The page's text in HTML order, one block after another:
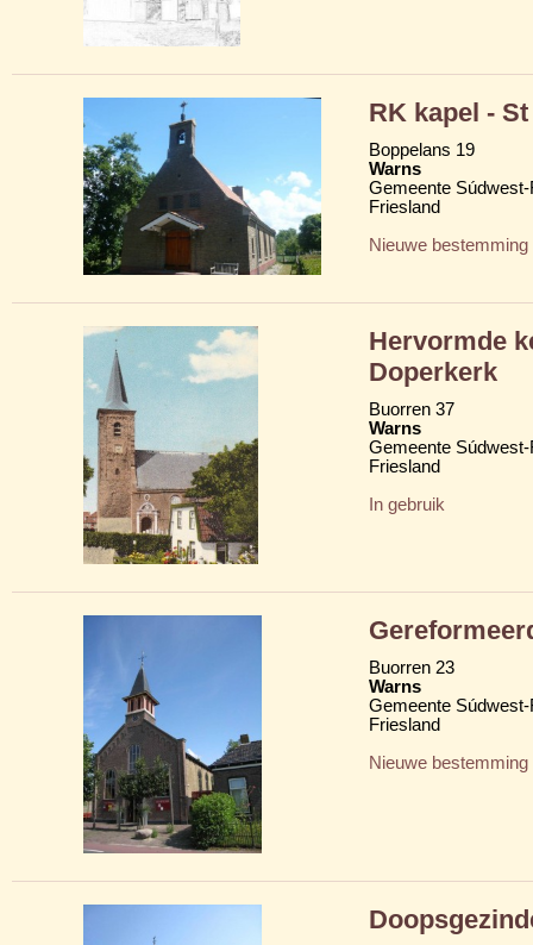
RK kapel -
Boppelans 19
Warns
Gemeente
Friesland
Nieuwe bestemming
Hervormde
Doperkerk
Buorren 37
Warns
Gemeente
Friesland
In gebruik
Buorren 23
Warns
Gemeente
Friesland
Nieuwe bestemming